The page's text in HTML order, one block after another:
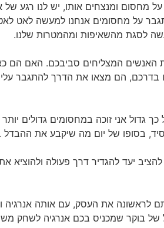
מחסום ומנצחים אותו, יש לנו רגע
על מחסומים אנחנו למעשה לאט
לסגת מהשאיפות ומהמטרות שלנו.
האנשים המצליחים סביבכם. האם הם
הם מצאו את הדרך להתגבר
גדול אני זוכה במחסומים גדולים
בסופו של יום מה שיקבע את ההבדל
יעד להגדיר דרך פעולה
לראשונה את העסק, עם אותה אנרגיה
של בוקר שמכניס בכם אנרגיה לשחק